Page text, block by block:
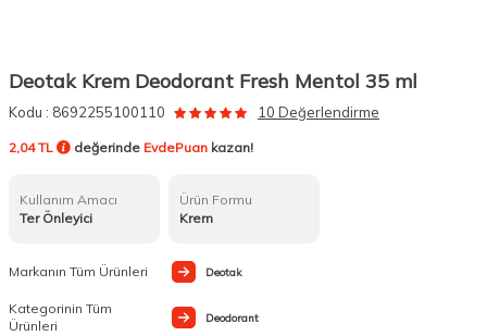
Deotak Krem Deodorant Fresh Mentol 35 ml
Kodu : 8692255100110 10 Değerlendirme
2,04 TL değerinde EvdePuan kazan!
Kullanım Amacı
Ter Önleyici
Ürün Formu
Krem
Markanın Tüm Ürünleri Deotak
Kategorinin Tüm
Ürünleri
Deodorant